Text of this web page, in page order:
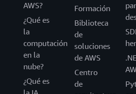
AWS?
¿Qué es
la
computación
en la
nube?
¿Qué es
Formación
Biblioteca
de
soluciones
de AWS
Centro
de